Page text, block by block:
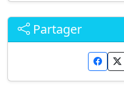
Partager